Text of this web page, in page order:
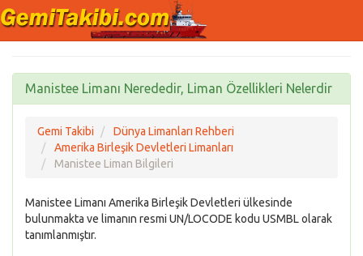
Manistee Limanı Nerededir, Liman Özellikleri Nelerdir
Gemi Takibi
Dünya Limanları Rehberi
Amerika Birleşik Devletleri Limanları
Manistee Liman Bilgileri
Manistee Limanı Amerika Birleşik Devletleri ülkesinde
bulunmakta ve limanın resmi UN/LOCODE kodu USMBL olarak
tanımlanmıştır.